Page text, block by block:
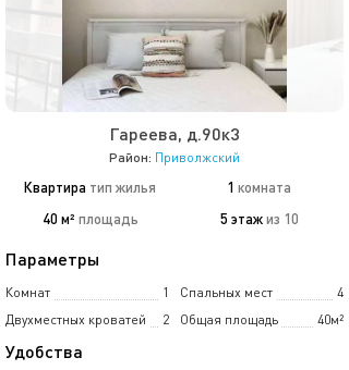
Гареева, д.90к3
Район: Приволжский
Квартира тип жилья 1 комната
40 м² площадь 5 этаж из 10
Параметры
Комнат 1 Спальных мест
4
Двухместных кроватей
2 Общая площадь 40м²
Удобства